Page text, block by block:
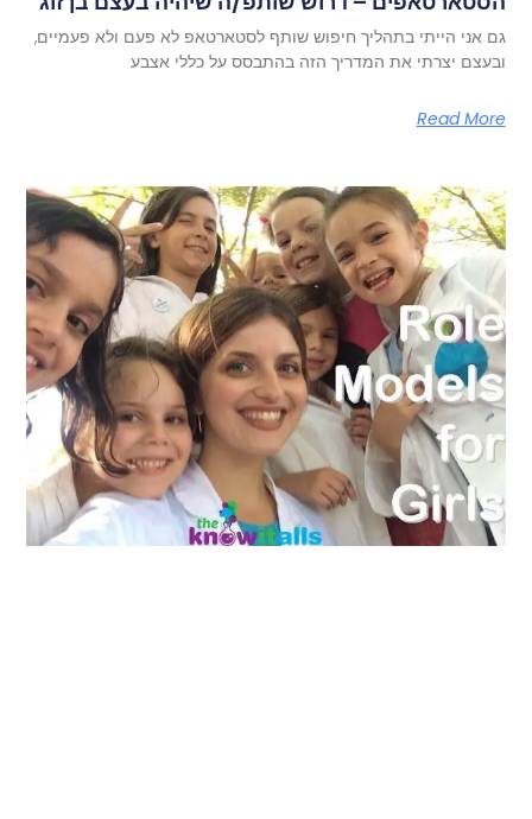
גם אני הייתי בתהליך חיפוש שותף לסטארטאפ לא פעם ולא פעמיים,
ובעצם יצרתי את המדריך הזה בהתבסס על כללי אצבע
Read More